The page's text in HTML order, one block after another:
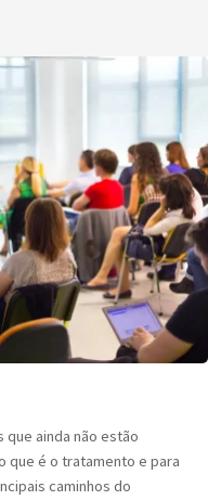
ainda não estão
que é o tratamento e para
caminhos do